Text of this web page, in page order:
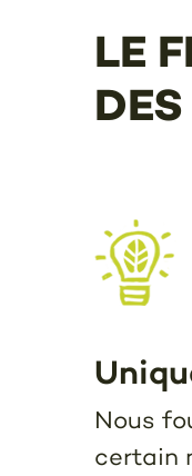
LE
Nous
certain